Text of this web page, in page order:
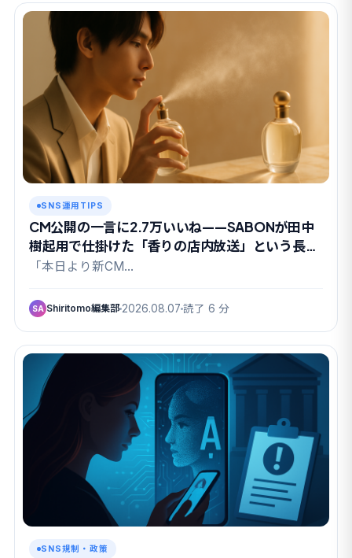
SNS運用TIPS
CM公開の一言に2.7万いいね——SABONが田中
樹起用で仕掛けた「香りの店内放送」という長期
戦
「本日より新CM…
SA Shiritomo編集部 2026.08.07 読了 6 分
SNS規制・政策